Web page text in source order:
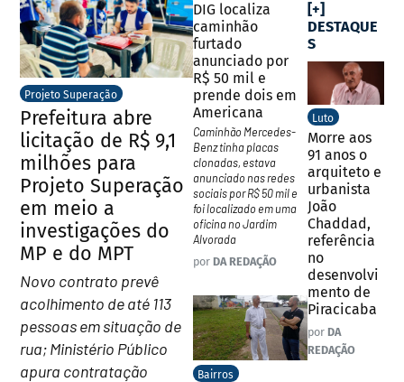
Projeto Superação
Prefeitura abre
licitação de R$ 9,1
milhões para
Projeto Superação
em meio a
investigações do
MP e do MPT
Novo contrato prevê
acolhimento de até 113
pessoas em situação de
rua; Ministério Público
apura contratação
DIG localiza
caminhão
furtado
anunciado por
R$ 50 mil e
prende dois em
Americana
Caminhão Mercedes-
Benz tinha placas
clonadas, estava
anunciado nas redes
sociais por R$ 50 mil e
foi localizado em uma
oficina no Jardim
Alvorada
por DA REDAÇÃO
Bairros
[+]
DESTAQUE
S
Luto
Morre aos
91 anos o
arquiteto e
urbanista
João
Chaddad,
referência
no
desenvolvi
mento de
Piracicaba
por DA
REDAÇÃO